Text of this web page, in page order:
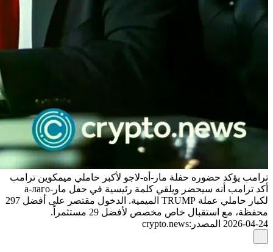
ترامب يؤكد حضوره حفلة مار-أه-لاجو لأكبر حاملي ميمكوين ترامب
أكد ترامب أنه سيحضر ويلقي كلمة رئيسية في حفل مار-а-лаго
لكبار حاملي عملة TRUMP الميمية. الدخول مقتصر على أفضل 297
محفظة، مع استقبال خاص مخصص لأفضل 29 مستثمراً.
2026-04-24 المصدر :
crypto.news